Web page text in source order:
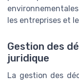
les entreprises et
Gestion des
juridique
La gestion des